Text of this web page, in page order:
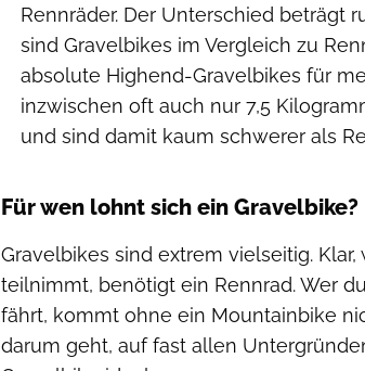
Rennräder. Der Unterschied beträgt
sind Gravelbikes im Vergleich zu
absolute Highend-Gravelbikes für
inzwischen oft auch nur 7,5
und sind damit kaum schwerer als
Für wen lohnt sich ein Gravelbike?
Gravelbikes sind extrem vielseitig.
teilnimmt, benötigt ein Rennrad. Wer
fährt, kommt ohne ein Mountainbike
darum geht, auf fast allen